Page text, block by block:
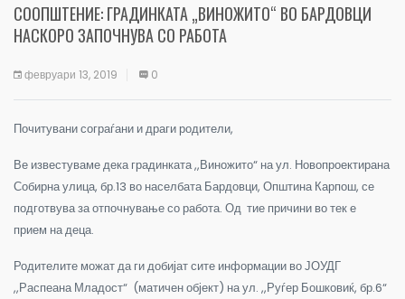
СООПШТЕНИЕ: ГРАДИНКАТА „ВИНОЖИТО“ ВО БАРДОВЦИ
НАСКОРО ЗАПОЧНУВА СО РАБОТА
февруари 13, 2019 0
Почитувани сограѓани и драги родители,
Ве известуваме дека градинката ,,Виножито“ на ул. Новопроектирана
Собирна улица, бр.13 во населбата Бардовци, Општина Карпош, се
подготвува за отпочнување со работа. Од тие причини во тек е
прием на деца.
Родителите можат да ги добијат сите информации во ЈОУДГ
,,Распеана Младост“ (матичен објект) на ул. ,,Руѓер Бошковиќ, бр.6“